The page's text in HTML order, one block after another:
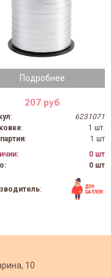
Подробнее
207 руб
:
6231071
:
1 шт.
:
1 шт
0 шт
0 шт
:
10